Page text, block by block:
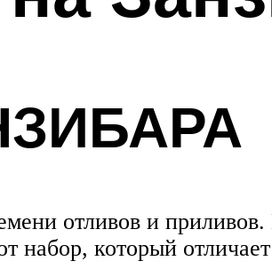
отливов и
набор, который